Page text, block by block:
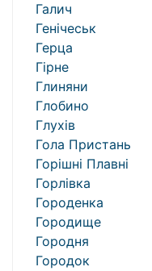
Галич
Генічеськ
Герца
Гірне
Глиняни
Глобино
Глухів
Гола Пристань
Горішні Плавні
Горлівка
Городенка
Городище
Городня
Городок